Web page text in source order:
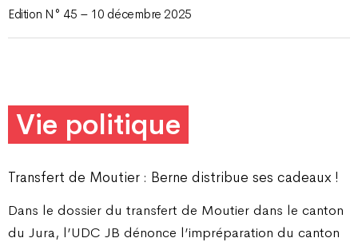
Edition N° 45 – 10 décembre 2025
Vie politique
Transfert de Moutier : Berne distribue ses cadeaux !
Dans le dossier du transfert de Moutier dans le canton
du Jura, l’UDC JB dénonce l’impréparation du canton